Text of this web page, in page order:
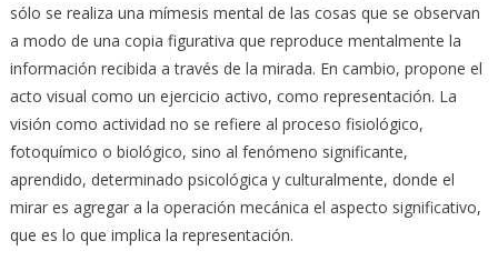
sólo se realiza una mímesis mental de las cosas que se observan
a modo de una copia figurativa que reproduce mentalmente la
información recibida a través de la mirada. En cambio, propone el
acto visual como un ejercicio activo, como representación. La
visión como actividad no se refiere al proceso fisiológico,
fotoquímico o biológico, sino al fenómeno significante,
aprendido, determinado psicológica y culturalmente, donde el
mirar es agregar a la operación mecánica el aspecto significativo,
que es lo que implica la representación.